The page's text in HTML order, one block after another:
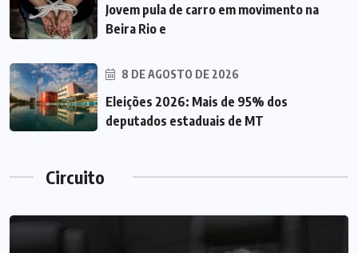
Jovem pula de carro em movimento na
Beira Rio e
8 DE AGOSTO DE 2026
Eleições 2026: Mais de 95% dos
deputados estaduais de MT
Circuito